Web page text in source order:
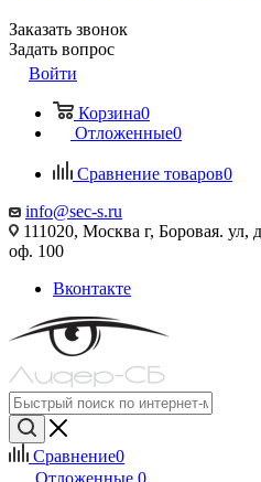
Заказать звонок
Задать вопрос
Войти
Корзина0
Отложенные0
Сравнение товаров0
info@sec-s.ru
111020, Москва г, Боровая. ул,
оф. 100
Вконтакте
Сравнение0
Отложенные 0